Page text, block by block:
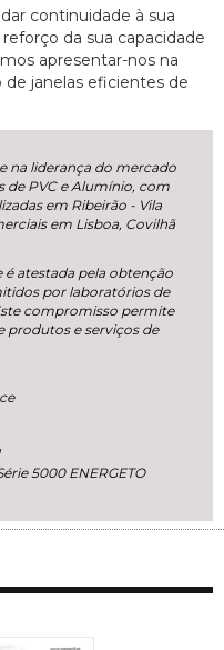
continuidade à sua
da sua capacidade
apresentar-nos na
de janelas eficientes de
na liderança do mercado
de PVC e Alumínio, com
em Ribeirão - Vila
em Lisboa, Covilhã
atestada pela obtenção
por laboratórios de
compromisso permite
produtos e serviços de
5000 ENERGETO